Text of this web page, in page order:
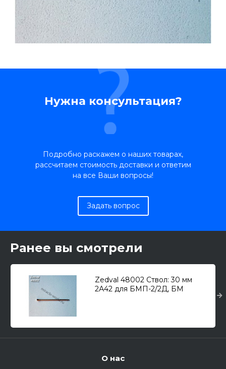
Нужна консультация?
Подробно раскажем о наших товарах,
рассчитаем стоимость доставки и ответим
на все Ваши вопросы!
Задать вопрос
Ранее вы смотрели
Zedval 48002 Ствол: 30 мм
2А42 для БМП-2/2Д, БМ
О нас